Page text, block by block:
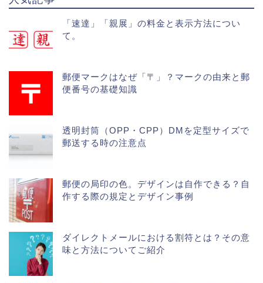
「速達」「親展」の料金と表示方法につい
て。
郵便マークはなぜ「〒」？マークの由来と郵
便番号の基礎知識
透明封筒（OPP・CPP）DMを定型サイズで
郵送する時の注意点
郵便の局印の色。デザインは自作できる？自
作する際の規定とデザイン事例
ダイレクトメールにおける割符とは？その意
味と方法についてご紹介